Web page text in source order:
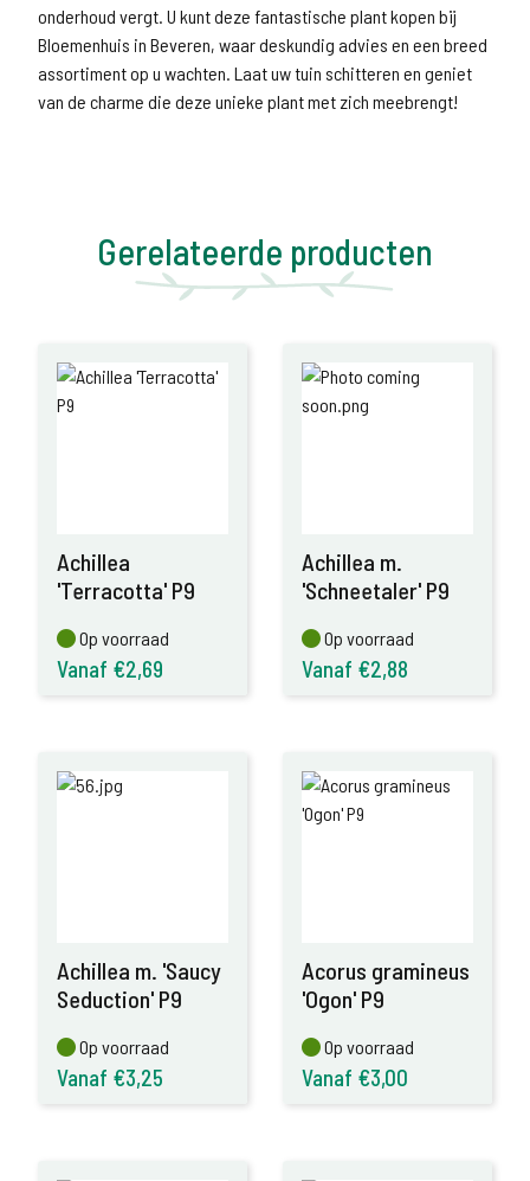
onderhoud vergt. U kunt deze fantastische plant kopen bij
Bloemenhuis in Beveren, waar deskundig advies en een breed
assortiment op u wachten. Laat uw tuin schitteren en geniet
van de charme die deze unieke plant met zich meebrengt!
Gerelateerde producten
Achillea
'Terracotta' P9
Op voorraad
Op voorraad
Vanaf €2,69
Achillea m.
'Schneetaler' P9
Op voorraad
Op voorraad
Vanaf €2,88
Achillea m. 'Saucy
Seduction' P9
Op voorraad
Op voorraad
Vanaf €3,25
Acorus gramineus
'Ogon' P9
Op voorraad
Op voorraad
Vanaf €3,00